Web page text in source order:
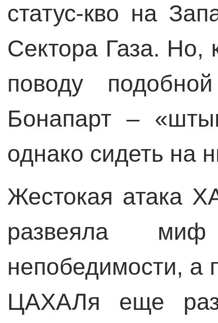
статус-кво на
Сектора Газа. Но,
поводу
Бонапарт –
однако сидеть на
Жестокая атака
развеяла
непобедимости, а
ЦАХАЛя еще